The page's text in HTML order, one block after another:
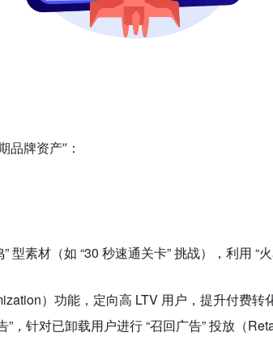
品牌资产”：
型素材（如 “30 秒速通关卡” 挑战），利用
）功能，定向高 LTV 用户，提升付费转
，针对已卸载用户进行 “召回广告” 投放（